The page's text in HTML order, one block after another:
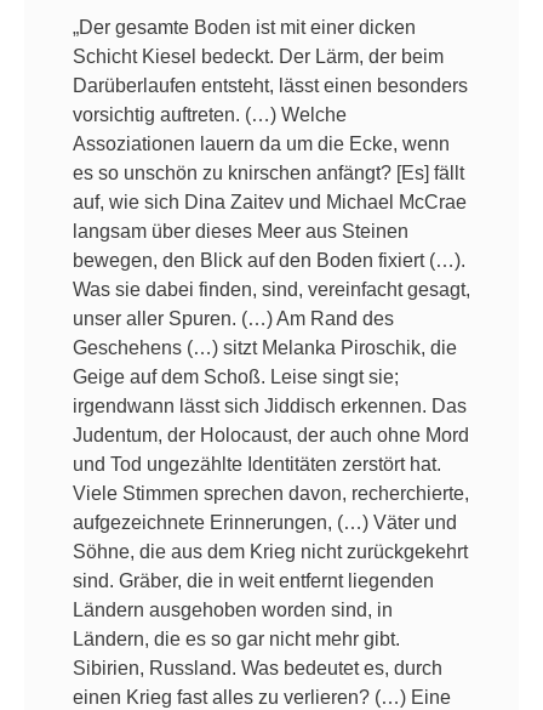
„Der gesamte Boden ist mit einer dicken
Schicht Kiesel bedeckt. Der Lärm, der beim
Darüberlaufen entsteht, lässt einen besonders
vorsichtig auftreten. (…) Welche
Assoziationen lauern da um die Ecke, wenn
es so unschön zu knirschen anfängt? [Es] fällt
auf, wie sich Dina Zaitev und Michael McCrae
langsam über dieses Meer aus Steinen
bewegen, den Blick auf den Boden fixiert (…).
Was sie dabei finden, sind, vereinfacht gesagt,
unser aller Spuren. (…) Am Rand des
Geschehens (…) sitzt Melanka Piroschik, die
Geige auf dem Schoß. Leise singt sie;
irgendwann lässt sich Jiddisch erkennen. Das
Judentum, der Holocaust, der auch ohne Mord
und Tod ungezählte Identitäten zerstört hat.
Viele Stimmen sprechen davon, recherchierte,
aufgezeichnete Erinnerungen, (…) Väter und
Söhne, die aus dem Krieg nicht zurückgekehrt
sind. Gräber, die in weit entfernt liegenden
Ländern ausgehoben worden sind, in
Ländern, die es so gar nicht mehr gibt.
Sibirien, Russland. Was bedeutet es, durch
einen Krieg fast alles zu verlieren? (…) Eine